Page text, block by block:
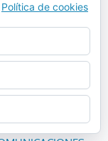
Política de cookies